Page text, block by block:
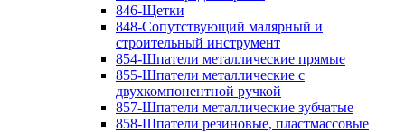
846-Щетки
848-Сопутствующий малярный и
строительный инструмент
854-Шпатели металлические прямые
855-Шпатели металлические с
двухкомпонентной ручкой
857-Шпатели металлические зубчатые
858-Шпатели резиновые, пластмассовые